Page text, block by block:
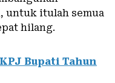
untuk itulah semua
hilang.
Bupati Tahun